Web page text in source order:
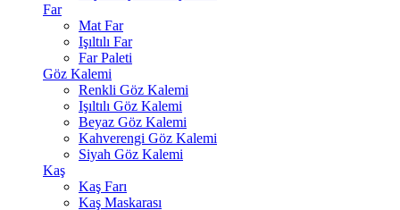
Far
Mat Far
Işıltılı Far
Far Paleti
Göz Kalemi
Renkli Göz Kalemi
Işıltılı Göz Kalemi
Beyaz Göz Kalemi
Kahverengi Göz Kalemi
Siyah Göz Kalemi
Kaş
Kaş Farı
Kaş Maskarası